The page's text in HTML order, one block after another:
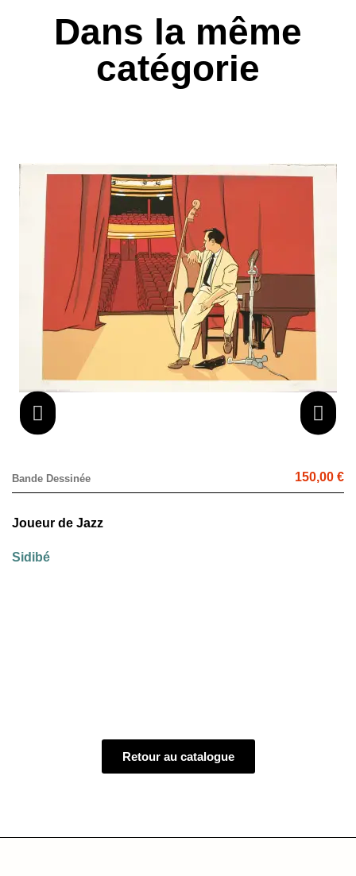
Dans la même
catégorie
Bande Dessinée 150,00 €
Joueur de Jazz
Sidibé
Retour au catalogue